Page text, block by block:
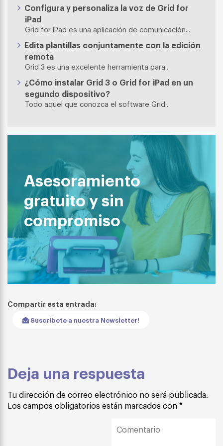
Configura y personaliza la voz de Grid for
iPad
Grid for iPad es una aplicación de comunicación...
Edita plantillas conjuntamente con la edición
remota
Grid 3 es una excelente herramienta para...
¿Cómo instalar Grid 3 o Grid for iPad en un
segundo dispositivo?
Todo aquel que conozca el software Grid...
Asesoramiento
gratuito y sin
compromiso
Compartir esta entrada:
Suscríbete a nuestra Newsletter!
Deja una respuesta
Tu dirección de correo electrónico no será publicada.
Los campos obligatorios están marcados con *